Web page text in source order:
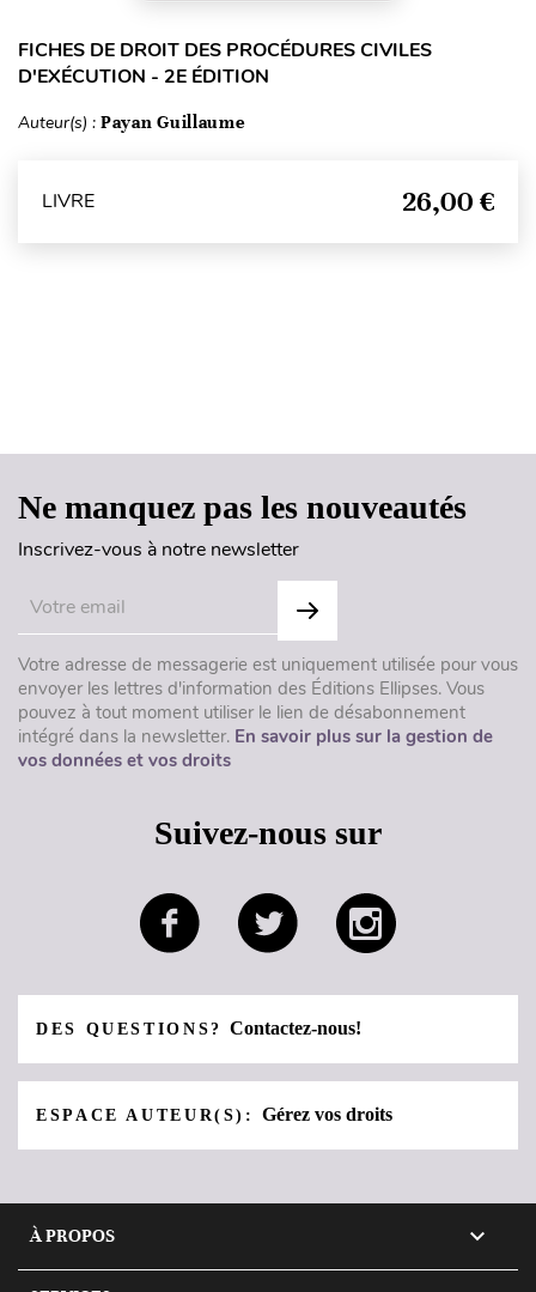
FICHES DE DROIT DES PROCÉDURES CIVILES
D'EXÉCUTION - 2E ÉDITION
Auteur(s) : Payan Guillaume
LIVRE 26,00 €
Ne manquez pas les nouveautés
Inscrivez-vous à notre newsletter
Votre adresse de messagerie est uniquement utilisée pour vous
envoyer les lettres d'information des Éditions Ellipses. Vous
pouvez à tout moment utiliser le lien de désabonnement
intégré dans la newsletter. En savoir plus sur la gestion de
vos données et vos droits
Suivez-nous sur
DES QUESTIONS?Contactez-nous!
ESPACE AUTEUR(S):Gérez vos droits
À PROPOS 